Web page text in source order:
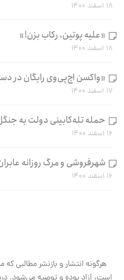
۱۸ اسفند ۱۴۰۰
«علیه پوتین، رکاب بزن!»
۱۸ اسفند ۱۴۰۰
«واکسن اچ‌پی‌وی رایگان در
۱۷ اسفند ۱۴۰۰
حمله تله‌کابینی دولت به
۱۶ اسفند ۱۴۰۰
شهرفروشی و مرگ روزانه
۱۶ اسفند ۱۴۰۰
هرگونه انتشار و بازنشر مطالبی که